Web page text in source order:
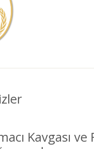
Kavgası